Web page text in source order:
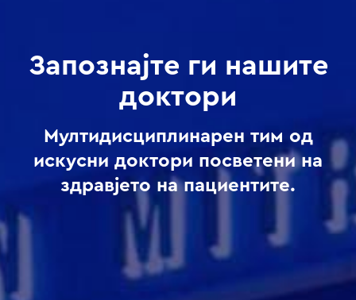
Запознајте ги нашите
доктори
Мултидисциплинарен тим од
искусни доктори посветени на
здравјето на пациентите.